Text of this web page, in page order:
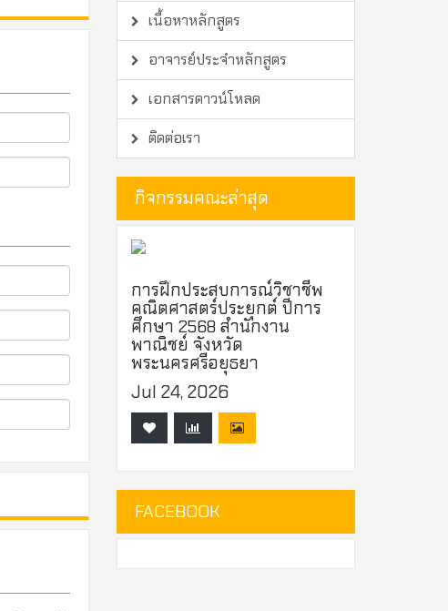
เนื้อหาหลักสูตร
อาจารย์ประจำหลักสูตร
เอกสารดาวน์โหลด
ติดต่อเรา
กิจกรรมคณะล่าสุด
การฝึกประสบการณ์วิชาชีพ
คณิตศาสตร์ประยุกต์ ปีการ
ศึกษา 2568 สำนักงาน
พาณิชย์ จังหวัด
พระนครศรีอยุธยา
Jul 24, 2026
FACEBOOK